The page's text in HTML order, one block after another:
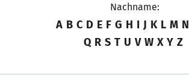
Nachname:
A B C D E F G H I J K L M N
Q R S T U V W X Y Z